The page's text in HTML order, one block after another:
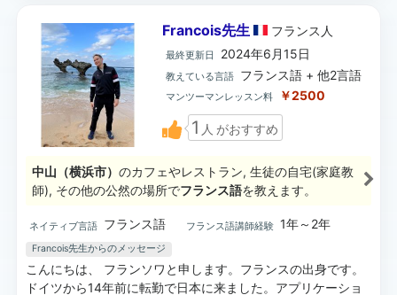
Francois先生 フランス 人
最終更新日 2024年6月15日
教えている言語 フランス語 + 他2言語
マンツーマンレッスン料 ￥2500
1 人 がおすすめ
中山（横浜市） のカフェやレストラン, 生徒の自宅(家庭教
師), その他の公然の場所でフランス語を教えます。
ネイティブ言語 フランス語 フランス語講師経験 1年～2年
Francois先生からのメッセージ
こんにちは、 フランソワと申します。フランスの出身です。
ドイツから14年前に転勤で日本に来ました。アプリケーショ